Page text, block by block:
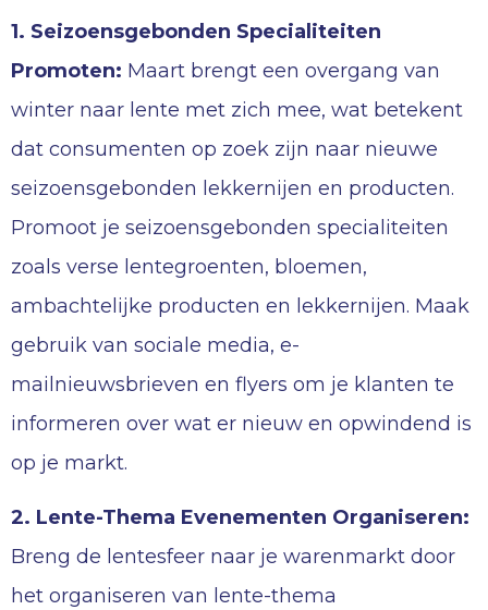
1. Seizoensgebonden Specialiteiten
Promoten: Maart brengt een overgang van
winter naar lente met zich mee, wat betekent
dat consumenten op zoek zijn naar nieuwe
seizoensgebonden lekkernijen en producten.
Promoot je seizoensgebonden specialiteiten
zoals verse lentegroenten, bloemen,
ambachtelijke producten en lekkernijen. Maak
gebruik van sociale media, e-
mailnieuwsbrieven en flyers om je klanten te
informeren over wat er nieuw en opwindend is
op je markt.
2. Lente-Thema Evenementen Organiseren:
Breng de lentesfeer naar je warenmarkt door
het organiseren van lente-thema